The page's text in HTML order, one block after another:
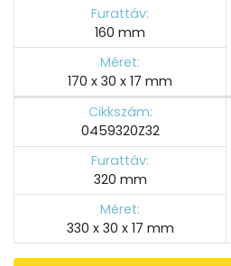
Furattáv:
160 mm
Méret:
170 x 30 x 17 mm
Cikkszám:
0459320Z32
Furattáv:
320 mm
Méret:
330 x 30 x 17 mm